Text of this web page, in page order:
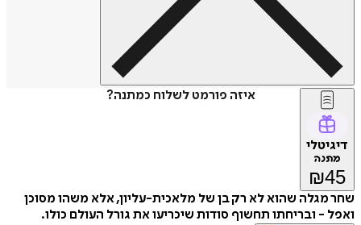
איזה פורמט לשלוח כמתנה?
דיגיטלי
מתנה
₪45
שחר מגלה שהוא לא רק בן של מלאכית-עליון, אלא משהו מסוכן
ואפל - ובריחתו תחשוף סודות שיכריעו את גורל העולם כולו.